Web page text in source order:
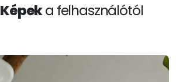
Képeka felhasználótól